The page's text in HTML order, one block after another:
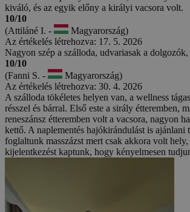
kiváló, és az egyik előny a királyi vacsora volt.
10/10
(Attiláné I. -
Magyarország)
Az értékelés létrehozva: 17. 5. 2026
Nagyon szép a szálloda, udvariasak a
10/10
(Fanni S. -
Magyarország)
Az értékelés létrehozva: 30. 4. 2026
A szálloda tökéletes helyen van, a wellness
résszel és bárral. Első este a sirály étteremben,
reneszánsz étteremben volt a vacsora, nagyon
kettő. A naplementés hajókirándulást is ajánlani
foglaltunk masszázst mert csak akkora volt hely,
kijelentkezést kaptunk, hogy kényelmesen